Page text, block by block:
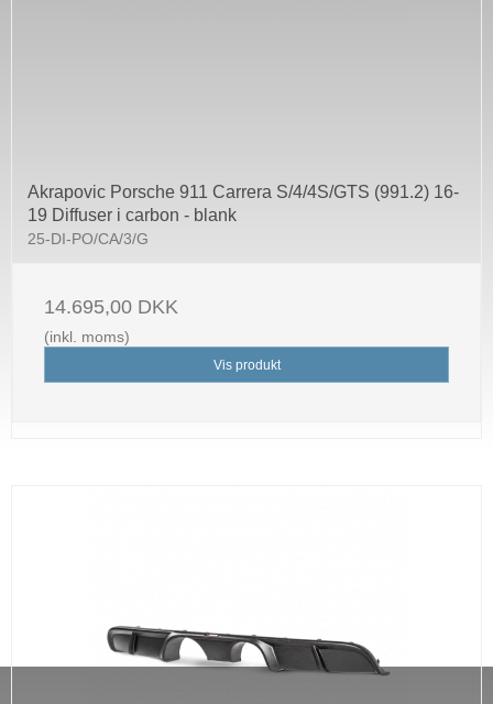
Akrapovic Porsche 911 Carrera S/4/4S/GTS (991.2) 16-
19 Diffuser i carbon - blank
25-DI-PO/CA/3/G
14.695,00 DKK
(inkl. moms)
Vis produkt